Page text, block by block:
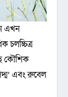
এখন
চলচ্চিত্র
কৌশিক
এবং রুবেল